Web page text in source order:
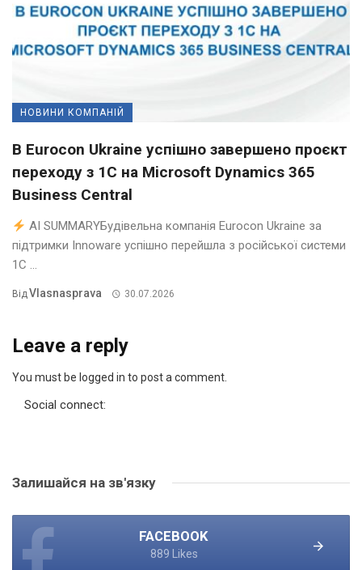
НОВИНИ КОМПАНІЙ
В Eurocon Ukraine успішно завершено проєкт
переходу з 1С на Microsoft Dynamics 365
Business Central
AI SUMMARYБудівельна компанія Eurocon Ukraine за
підтримки Innoware успішно перейшла з російської системи
1С ...
ВідVlasnasprava 30.07.2026
Leave a reply
You must be logged in to post a comment.
Social connect:
Залишайся на зв'язку
FACEBOOK
889 Likes